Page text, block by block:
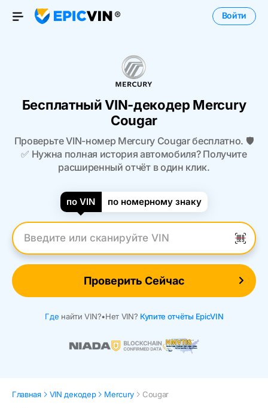
Open Menu
Войти
Бесплатный VIN-декодер Mercury
Cougar
Проверьте VIN-номер Mercury Cougar бесплатно. 🛡️
✅ Нужна полная история автомобиля? Получите
расширенный отчёт в один клик.
по VIN по номерному знаку
Введите VIN
Проверить Сейчас
Где найти VIN?•Нет VIN? Купите отчёты EpicVIN
Главная VIN декодер Mercury Cougar